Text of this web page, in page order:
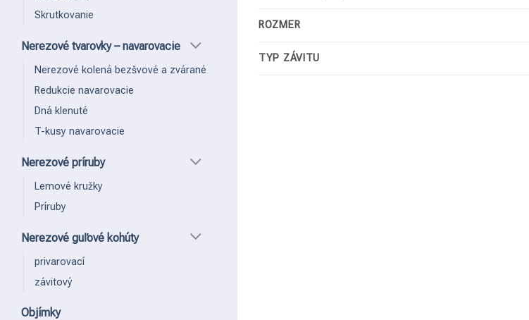
Skrutkovanie
Nerezové tvarovky – navarovacie
Nerezové kolená bezšvové a zvárané
Redukcie navarovacie
Dná klenuté
T-kusy navarovacie
Nerezové príruby
Lemové kružky
Príruby
Nerezové guľové kohúty
privarovací
závitový
Objímky
ROZMER
TYP ZÁVITU